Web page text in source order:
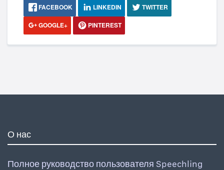
FACEBOOK LINKEDIN
TWITTER
GOOGLE+
PINTEREST
О нас
Полное руководство пользователя Speechling